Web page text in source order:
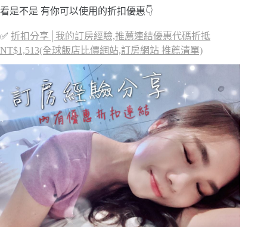
看是不是 有你可以使用的折扣優惠👇
✅ 折扣分享│我的訂房經驗,推薦連結優惠代碼折抵
NT$1,513(全球飯店比價網站,訂房網站 推薦清單)